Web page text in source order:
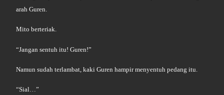
arah Guren.
Mito berteriak.
“Jangan sentuh itu! Guren!”
Namun sudah terlambat, kaki Guren hampir menyentuh pedang itu.
“Sial…”